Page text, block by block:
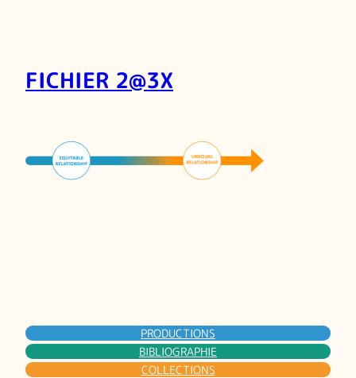
FICHIER 2@3X
PRODUCTIONS
BIBLIOGRAPHIE
COLLECTIONS